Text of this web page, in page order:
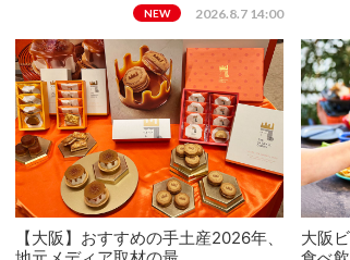
NEW 2026.8.7 14:00
【大阪】おすすめの手土産2026年、
大阪